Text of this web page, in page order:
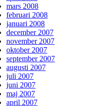
mars 2008
februari 2008
januari 2008
december 2007
november 2007
oktober 2007
september 2007
augusti 2007
juli 2007
juni 2007
maj 2007
april 2007